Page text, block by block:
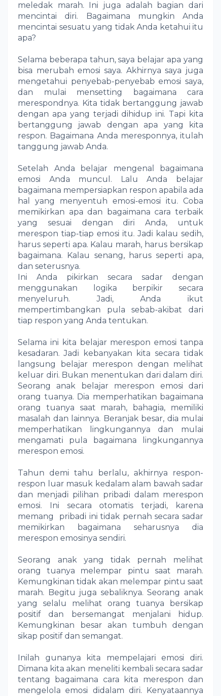
meledak marah. Ini juga adalah bagian dari
mencintai diri. Bagaimana mungkin Anda
mencintai sesuatu yang tidak Anda ketahui itu
apa?
Selama beberapa tahun, saya belajar apa yang
bisa merubah emosi saya. Akhirnya saya juga
mengetahui penyebab-penyebab emosi saya,
dan mulai mensetting bagaimana cara
merespondnya. Kita tidak bertanggung jawab
dengan apa yang terjadi dihidup ini. Tapi kita
bertanggung jawab dengan apa yang kita
respon. Bagaimana Anda meresponnya, itulah
tanggung jawab Anda.
Setelah Anda belajar mengenal bagaimana
emosi Anda muncul. Lalu Anda belajar
bagaimana mempersiapkan respon apabila ada
hal yang menyentuh emosi-emosi itu. Coba
memikirkan apa dan bagaimana cara terbaik
yang sesuai dengan diri Anda, untuk
merespon tiap-tiap emosi itu. Jadi kalau sedih,
harus seperti apa. Kalau marah, harus bersikap
bagaimana. Kalau senang, harus seperti apa,
dan seterusnya.
Ini Anda pikirkan secara sadar dengan
menggunakan logika berpikir secara
menyeluruh. Jadi, Anda ikut
mempertimbangkan pula sebab-akibat dari
tiap respon yang Anda tentukan.
Selama ini kita belajar merespon emosi tanpa
kesadaran. Jadi kebanyakan kita secara tidak
langsung belajar merespon dengan melihat
keluar diri. Bukan menentukan dari dalam diri.
Seorang anak belajar merespon emosi dari
orang tuanya. Dia memperhatikan bagaimana
orang tuanya saat marah, bahagia, memiliki
masalah dan lainnya. Beranjak besar, dia mulai
memperhatikan lingkungannya dan mulai
mengamati pula bagaimana lingkungannya
merespon emosi.
Tahun demi tahu berlalu, akhirnya respon-
respon luar masuk kedalam alam bawah sadar
dan menjadi pilihan pribadi dalam merespon
emosi. Ini secara otomatis terjadi, karena
memang
pribadi ini tidak pernah secara sadar
memikirkan bagaimana seharusnya dia
merespon emosinya sendiri.
Seorang anak yang tidak pernah melihat
orang tuanya melempar pintu saat marah.
Kemungkinan tidak akan melempar pintu saat
marah. Begitu juga sebaliknya. Seorang anak
yang selalu melihat orang tuanya bersikap
positif dan bersemangat menjalani hidup.
Kemungkinan besar akan tumbuh dengan
sikap positif dan semangat.
Inilah gunanya kita mempelajari emosi diri.
Dimana kita akan meneliti kembali secara sadar
tentang bagaimana cara kita merespon dan
mengelola emosi didalam diri. Kenyataannya